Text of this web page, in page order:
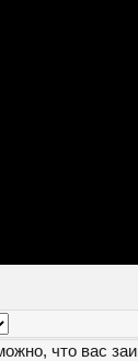
что вас